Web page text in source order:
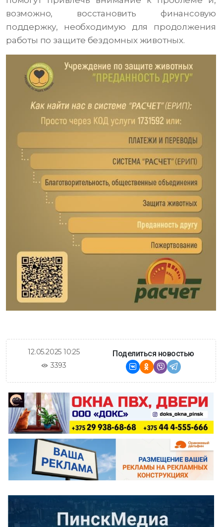
возможно, восстановить финансовую
поддержку, необходимую для продолжения
работы по защите бездомных животных.
12.05.2025 10:25
3393
Поделиться новостью